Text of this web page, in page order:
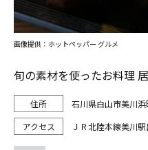
旬の素材を使ったお料理
石川県白山市美川
ＪＲ北陸本線美川
画像提供：ホットペッパー グルメ